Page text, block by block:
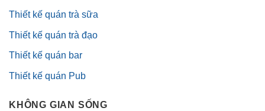
Thiết kế quán trà sữa
Thiết kế quán trà đạo
Thiết kế quán bar
Thiết kế quán Pub
KHÔNG GIAN SỐNG